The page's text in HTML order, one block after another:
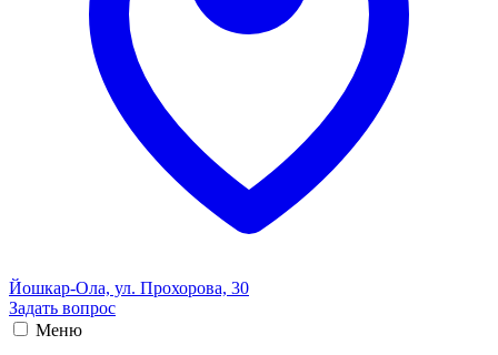
Йошкар-Ола, ул. Прохорова, 30
Задать вопрос
Меню